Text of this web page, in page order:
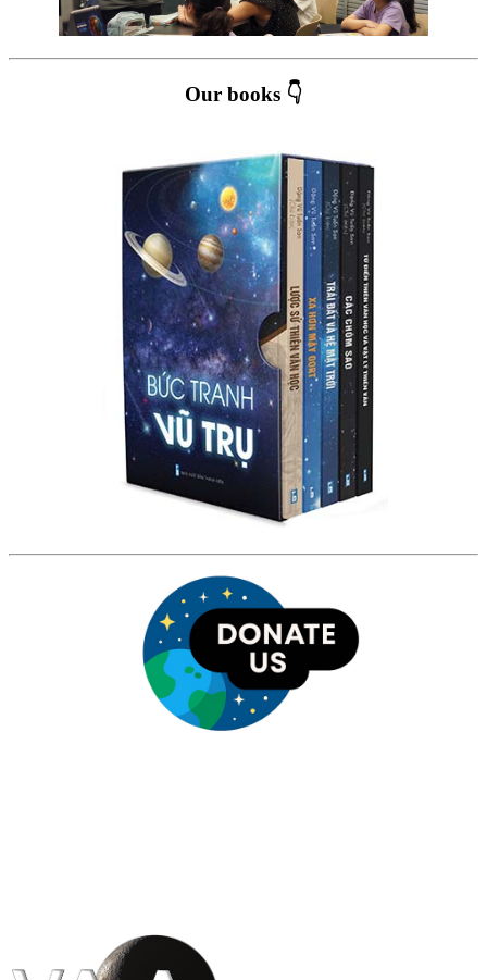
Our books 👇